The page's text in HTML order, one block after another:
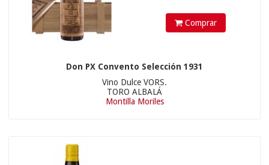
Comprar
Don PX Convento Selección 1931
Vino Dulce VORS.
TORO ALBALÁ
Montilla Moriles